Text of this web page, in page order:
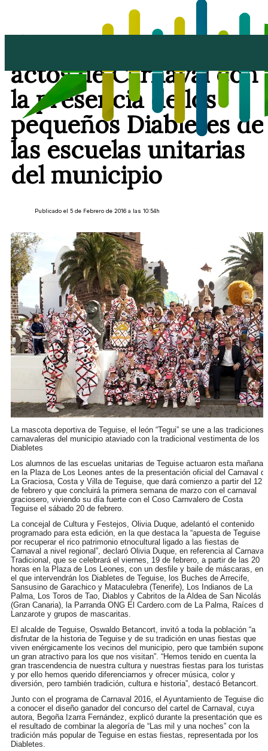
actos de Carnaval con
la presencia de los
pequeños Diabletes de
las escuelas unitarias
del municipio
Publicado el 5 de Febrero de 2016 a las 10:54h
La mascota deportiva de Teguise, el león “Tegui” se une a las tradiciones
carnavaleras del municipio ataviado con la tradicional vestimenta de los
Diabletes
Los alumnos de las escuelas unitarias de Teguise actuaron esta mañana
en la Plaza de Los Leones antes de la presentación oficial del Carnaval
La Graciosa, Costa y Villa de Teguise, que dará comienzo a partir del 12
de febrero y que concluirá la primera semana de marzo con el carnaval
graciosero, viviendo su día fuerte con el Coso Carnvalero de Costa
Teguise el sábado 20 de febrero.
La concejal de Cultura y Festejos, Olivia Duque, adelantó el contenido
programado para esta edición, en la que destaca la “apuesta de Teguise
por recuperar el rico patrimonio etnocultural ligado a las fiestas de
Carnaval a nivel regional”, declaró Olivia Duque, en referencia al Carnaval
Tradicional, que se celebrará el viernes, 19 de febrero, a partir de las 20
horas en la Plaza de Los Leones, con un desfile y baile de máscaras, en
el que intervendrán los Diabletes de Teguise, los Buches de Arrecife,
Sansusino de Garachico y Mataculebra (Tenerife), Los Indianos de La
Palma, Los Toros de Tao, Diablos y Cabritos de la Aldea de San Nicolás
(Gran Canaria), la Parranda ONG El Cardero.com de La Palma, Raíces de
Lanzarote y grupos de mascaritas.
El alcalde de Teguise, Oswaldo Betancort, invitó a toda la población “a
disfrutar de la historia de Teguise y de su tradición en unas fiestas que
viven enérgicamente los vecinos del municipio, pero que también supone
un gran atractivo para los que nos visitan”. “Hemos tenido en cuenta la
gran trascendencia de nuestra cultura y nuestras fiestas para los turistas,
y por ello hemos querido diferenciarnos y ofrecer música, color y
diversión, pero también tradición, cultura e historia”, destacó Betancort.
Junto con el programa de Carnaval 2016, el Ayuntamiento de Teguise dio
a conocer el diseño ganador del concurso del cartel de Carnaval, cuya
autora, Begoña Izarra Fernández, explicó durante la presentación que es
el resultado de combinar la alegoría de “Las mil y una noches” con la
tradición más popular de Teguise en estas fiestas, representada por los
Diabletes.